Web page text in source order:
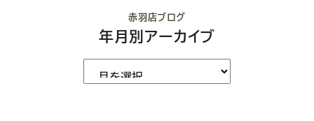
赤羽店ブログ
年月別アーカイブ